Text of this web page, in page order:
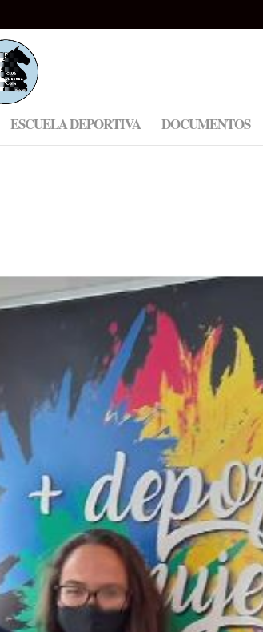
ESCUELA DEPORTIVA DOCUMENTOS